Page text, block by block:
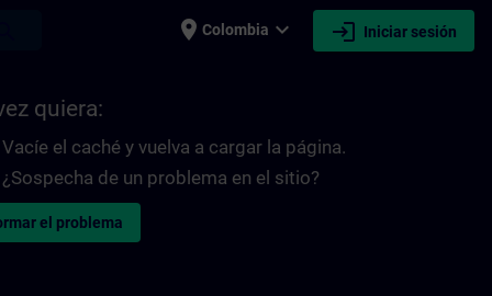
place Colombia expand_more login Iniciar sesión
quiera:
Vacíe el caché y vuelva a cargar la página.
¿Sospecha de un problema en el sitio?
el problema